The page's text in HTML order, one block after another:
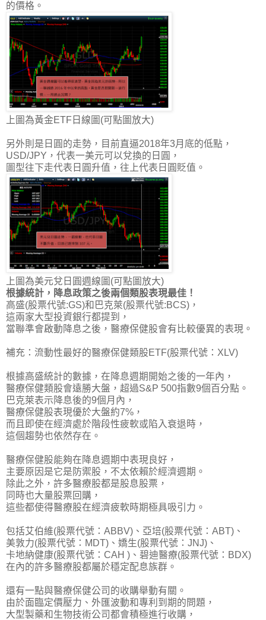
的價格 。
上圖為黃金ETF日線圖(可點圖放大)
另外則是日圓的走勢，目前直逼2018年3月底的低點，
USD/JPY，代表一美元可以兌換的日圓，
圖型往下走代表日圓升值，往上代表日圓貶值。
上圖為美元兌日圓週線圖(可點圖放大)
根據統計，降息政策之後兩個類股表現最佳！
高盛(股票代號:GS)和巴克萊(股票代號:BCS)，
這兩家大型投資銀行都提到，
當聯準會啟動降息之後，醫療保健股會有比較優異的表現。
補充：流動性最好的醫療保健類股ETF(股票代號：XLV)
根據高盛統計的數據，在降息週期開始之後的一年內，
醫療保健類股會遠勝大盤，超過S&P 500指數9個百分點。
巴克萊表示降息後的9個月內，
醫療保健股表現優於大盤約7%，
而且即使在經濟處於階段性疲軟或陷入衰退時，
這個趨勢也依然存在。
醫療保健股能夠在降息週期中表現良好，
主要原因是它是防禦股，不太依賴於經濟週期。
除此之外，許多醫療股都是股息股票，
同時也大量股票回購，
這些都使得醫療股在經濟疲軟時期極具吸引力。
包括艾伯維(股票代號：ABBV)、亞培(股票代號：ABT)、
美敦力(股票代號：MDT)、嬌生(股票代號：JNJ)、
卡地納健康(股票代號：CAH )、碧迪醫療(股票代號：BDX)
在內的許多醫療股都屬於穩定配息族群。
還有一點與醫療保健公司的收購舉動有關。
由於面臨定價壓力、外匯波動和專利到期的問題，
大型製藥和生物技術公司都會積極進行收購，